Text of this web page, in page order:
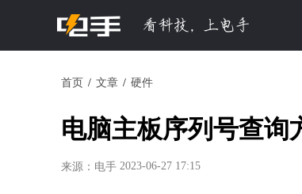
首页 文章 硬件
电脑主板序列号查询
来源：电手 2023-06-27 17:15